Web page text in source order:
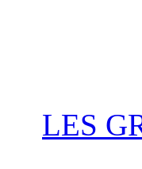
LES